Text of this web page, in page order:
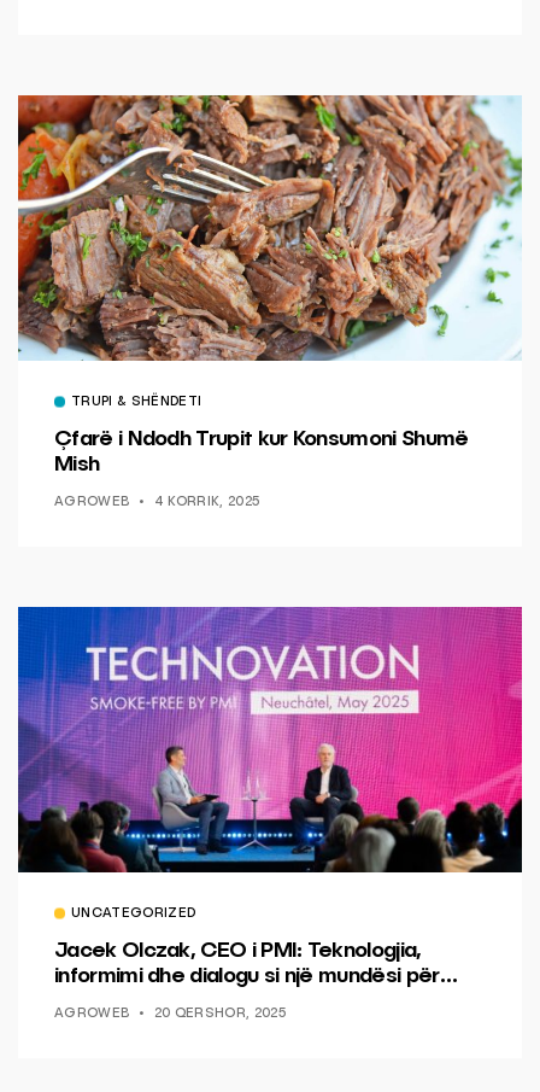
TRUPI & SHËNDETI
Çfarë i Ndodh Trupit kur Konsumoni Shumë
Mish
AGROWEB 4 KORRIK, 2025
UNCATEGORIZED
Jacek Olczak, CEO i PMI: Teknologjia,
informimi dhe dialogu si një mundësi për
AGROWEB 20 QERSHOR, 2025